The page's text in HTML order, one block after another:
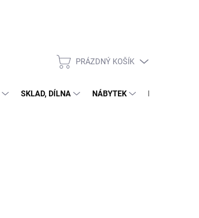
NÁKUPNÍ
PRÁZDNÝ KOŠÍK
SKLAD, DÍLNA NÁBYTEK DŮM A